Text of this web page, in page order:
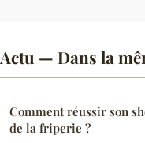
Actu — Dans la
Comment réussir son
de la friperie ?